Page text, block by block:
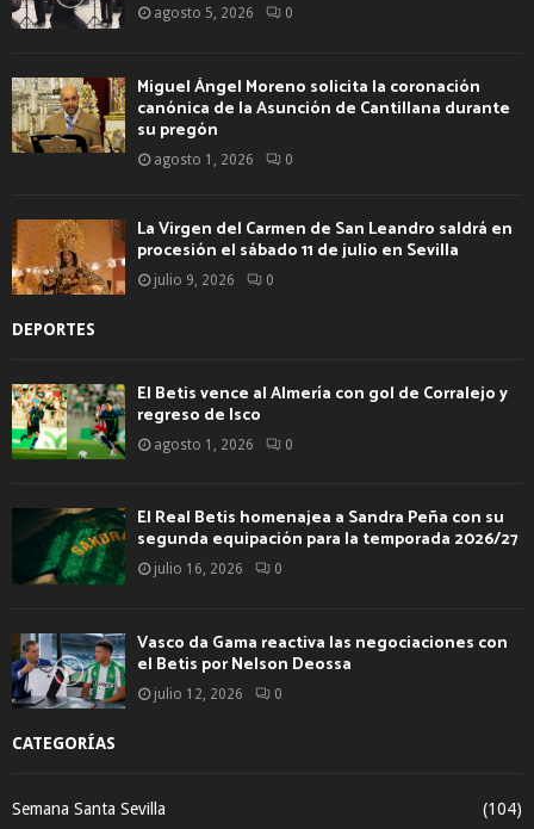
agosto 5, 2026 0
Miguel Ángel Moreno solicita la coronación
canónica de la Asunción de Cantillana durante
su pregón
agosto 1, 2026 0
La Virgen del Carmen de San Leandro saldrá en
procesión el sábado 11 de julio en Sevilla
julio 9, 2026 0
DEPORTES
El Betis vence al Almería con gol de Corralejo y
regreso de Isco
agosto 1, 2026 0
El Real Betis homenajea a Sandra Peña con su
segunda equipación para la temporada 2026/27
julio 16, 2026 0
Vasco da Gama reactiva las negociaciones con
el Betis por Nelson Deossa
julio 12, 2026 0
CATEGORÍAS
Semana Santa Sevilla
(104)